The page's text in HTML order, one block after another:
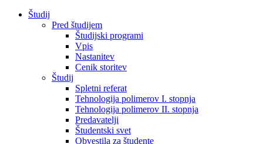
Študij
Pred študijem
Študijski programi
Vpis
Nastanitev
Cenik storitev
Študij
Spletni referat
Tehnologija polimerov I. stopnja
Tehnologija polimerov II. stopnja
Predavatelji
Študentski svet
Obvestila za študente